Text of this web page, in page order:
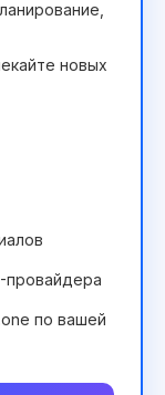
новых
провайдера
по вашей